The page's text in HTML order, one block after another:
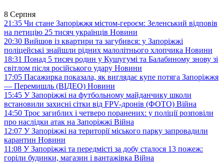
8 Серпня
21:35 Чи стане Запоріжжя містом-героєм: Зеленський відповів
на петицію 25 тисяч українців Новини
20:30 Вийшов із квартири та загубився: у Запоріжжі
поліцейські знайшли рідних малолітнього хлопчика Новини
18:31 Понад 5 тисяч родин у Кушугумі та Балабиному знову зі
світлом після російського удару Новини
17:05 Пасажирка показала, як виглядає купе потяга Запоріжжя
— Перемишль (ВІДЕО) Новини
15:45 У Запоріжжі на футбольному майданчику школи
встановили захисні сітки від FPV-дронів (ФОТО) Війна
14:50 Троє загиблих і четверо поранених: у поліції розповіли
про наслідки атак на Запоріжжі Війна
12:07 У Запоріжжі на території міського парку запровадили
карантин Новини
11:08 У Запоріжжі та передмісті за добу сталося 13 пожеж:
горіли будинки, магазин і вантажівка Війна